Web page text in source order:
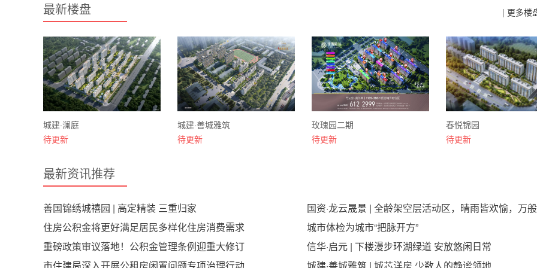
最新楼盘 | 更多楼
城建·澜庭
待更新
城建·善城雅筑
待更新
玫瑰园二期
待更新
春悦锦园
待更新
最新资讯推荐
善国锦绣城禧园 | 高定精装 三重归家
国资·龙云晟景 | 全龄架空层活动区，晴雨皆欢愉，万
好皆温柔
住房公积金将更好满足居民多样化住房消费需求
城市体检为城市“把脉开方”
重磅政策审议落地！公积金管理条例迎重大修订
信华·启元 | 下楼漫步环湖绿道 安放悠闲日常